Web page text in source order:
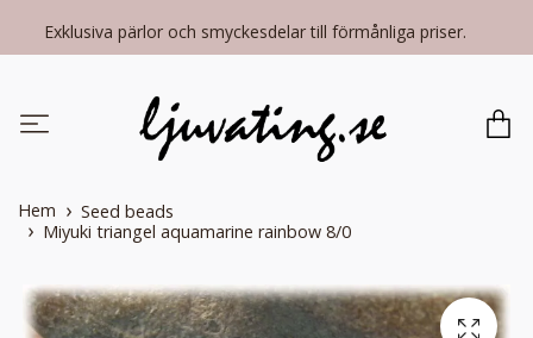
Exklusiva pärlor och smyckesdelar till förmånliga priser.
Hem
Seed beads
Miyuki triangel aquamarine rainbow 8/0